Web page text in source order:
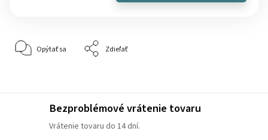
Opýtať sa Zdieľať
Bezproblémové vrátenie tovaru
Vrátenie tovaru do 14 dní.